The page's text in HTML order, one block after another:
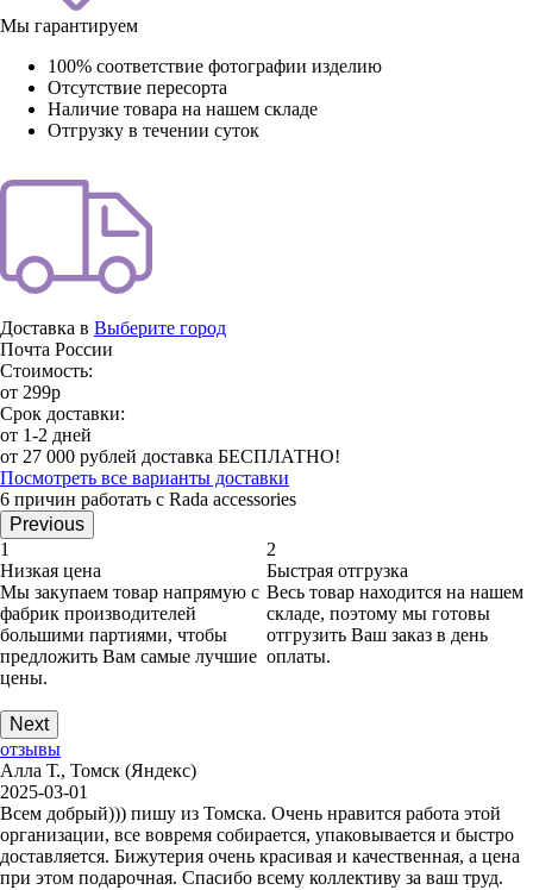
Мы гарантируем
100% соответствие фотографии изделию
Отсутствие пересорта
Наличие товара на нашем складе
Отгрузку в течении суток
Доставка в Выберите город
Почта России
Стоимость:
от 299р
Срок доставки:
от 1-2 дней
от 27 000 рублей доставка БЕСПЛАТНО!
Посмотреть все варианты доставки
6 причин работать с Rada accessories
Previous
1
Низкая цена
Мы закупаем товар напрямую с
фабрик производителей
большими партиями, чтобы
предложить Вам самые лучшие
цены.
2
Быстрая отгрузка
Весь товар находится на нашем
складе, поэтому мы готовы
отгрузить Ваш заказ в день
оплаты.
Next
отзывы
Алла Т., Томск (Яндекс)
2025-03-01
Всем добрый))) пишу из Томска. Очень нравится работа этой
организации, все вовремя собирается, упаковывается и быстро
доставляется. Бижутерия очень красивая и качественная, а цена
при этом подарочная. Спасибо всему коллективу за ваш труд.